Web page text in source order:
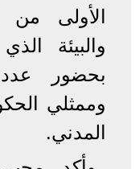
الأولى من
والبيئة
بحضور عدد
وممثلي
المدني.